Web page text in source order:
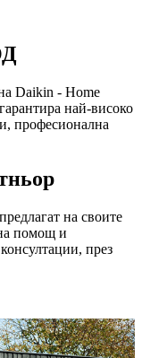
Daikin - Home
най-високо
професионална
на своите
помощ и
през